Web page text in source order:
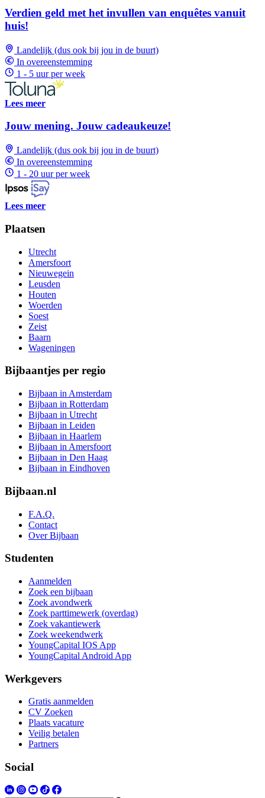
Verdien geld met het invullen van enquêtes vanuit
huis!
Landelijk (dus ook bij jou in de buurt)
In overeenstemming
1 - 5 uur per week
Lees meer
Jouw mening. Jouw cadeaukeuze!
Landelijk (dus ook bij jou in de buurt)
In overeenstemming
1 - 20 uur per week
Lees meer
Plaatsen
Utrecht
Amersfoort
Nieuwegein
Leusden
Houten
Woerden
Soest
Zeist
Baarn
Wageningen
Bijbaantjes per regio
Bijbaan in Amsterdam
Bijbaan in Rotterdam
Bijbaan in Utrecht
Bijbaan in Leiden
Bijbaan in Haarlem
Bijbaan in Amersfoort
Bijbaan in Den Haag
Bijbaan in Eindhoven
Bijbaan.nl
F.A.Q.
Contact
Over Bijbaan
Studenten
Aanmelden
Zoek een bijbaan
Zoek avondwerk
Zoek parttimewerk (overdag)
Zoek vakantiewerk
Zoek weekendwerk
YoungCapital IOS App
YoungCapital Android App
Werkgevers
Gratis aanmelden
CV Zoeken
Plaats vacature
Veilig betalen
Partners
Social